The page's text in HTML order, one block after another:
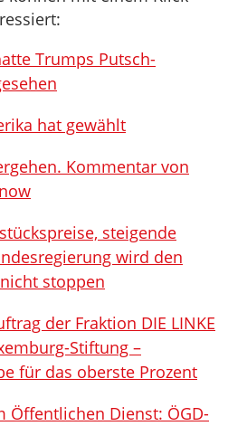
Trumps Putsch-
hat gewählt
Kommentar von
steigende
wird den
stoppen
der Fraktion DIE LINKE
Stiftung –
für das oberste Prozent
Öffentlichen Dienst: ÖGD-